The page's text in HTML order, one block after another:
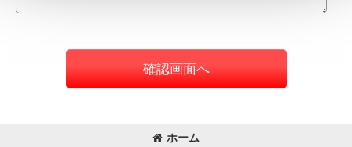
確認画面へ
ホーム